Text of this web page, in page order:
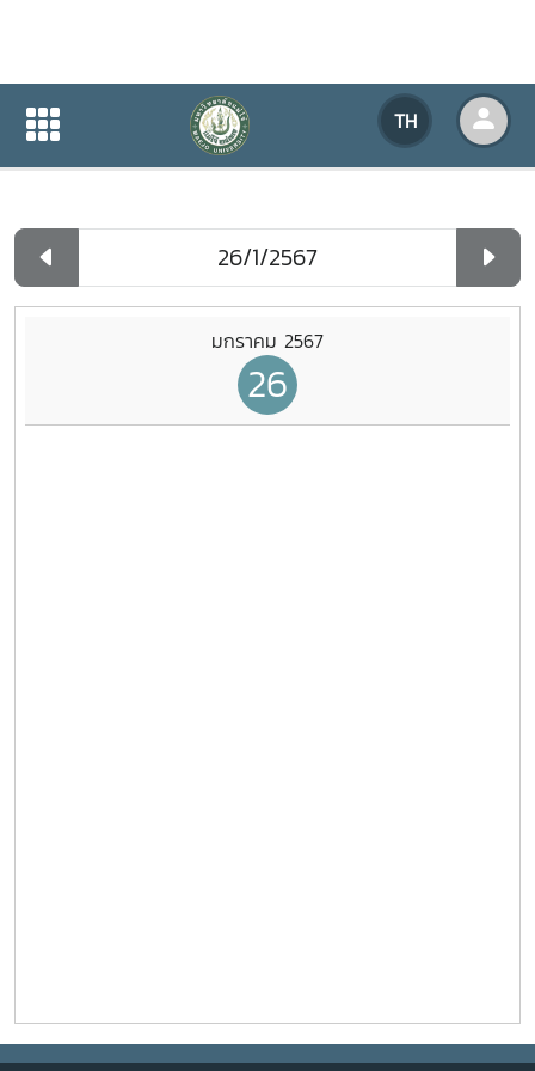
TH
ปฏิทินกิจกรรมของหน่วยงาน
ปฏิทินกิจกรรมของหน่วยงาน
มกราคม 2567
26